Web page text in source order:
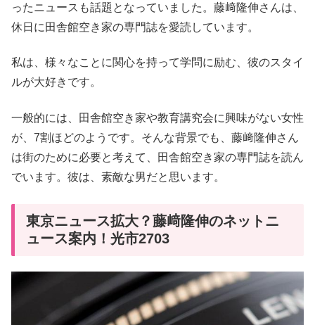
ったニュースも話題となっていました。藤﨑隆伸さんは、
休日に田舎館空き家の専門誌を愛読しています。
私は、様々なことに関心を持って学問に励む、彼のスタイ
ルが大好きです。
一般的には、田舎館空き家や教育講究会に興味がない女性
が、7割ほどのようです。そんな背景でも、藤﨑隆伸さん
は街のために必要と考えて、田舎館空き家の専門誌を読ん
でいます。彼は、素敵な男だと思います。
東京ニュース拡大？藤﨑隆伸のネットニ
ュース案内！光市2703